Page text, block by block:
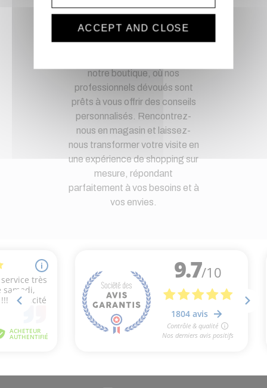
Magasin physique
Découvrez une expérience de
notre boutique, où nos
professionnels dévoués sont
prêts à vous offrir des conseils
personnalisés. Rencontrez-
nous en magasin et laissez-
nous transformer votre visite en
une expérience de shopping sur
mesure, répondant
parfaitement à vos besoins et à
vos envies.
ACCEPT AND CLOSE